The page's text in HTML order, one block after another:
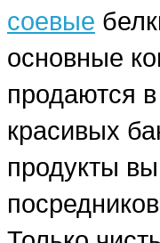
соевые
основные
продаются
красивых
продукты